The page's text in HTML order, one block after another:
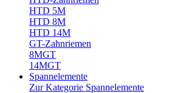
HTD 5M
HTD 8M
HTD 14M
GT-Zahnriemen
8MGT
14MGT
Spannelemente
Zur Kategorie Spannelemente